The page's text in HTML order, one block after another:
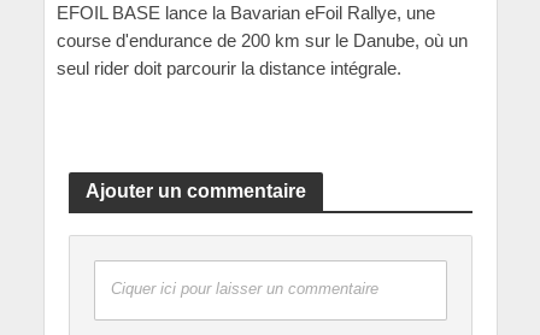
EFOIL BASE lance la Bavarian eFoil Rallye, une
course d'endurance de 200 km sur le Danube, où un
seul rider doit parcourir la distance intégrale.
Ajouter un commentaire
Ciquer ici pour laisser un commentaire